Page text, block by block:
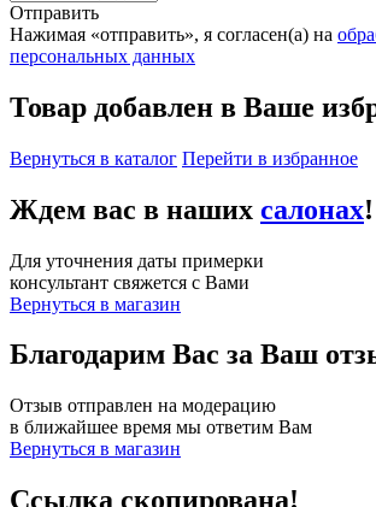
Отправить
Нажимая «отправить», я согласен(а) на
персональных данных
Товар добавлен в Ваше
Вернуться в каталог Перейти в избранное
Ждем вас в наших салонах!
Для уточнения даты примерки
консультант свяжется с Вами
Вернуться в магазин
Благодарим Вас за Ваш
Отзыв отправлен на модерацию
в ближайшее время мы ответим Вам
Вернуться в магазин
Ссылка скопирована!